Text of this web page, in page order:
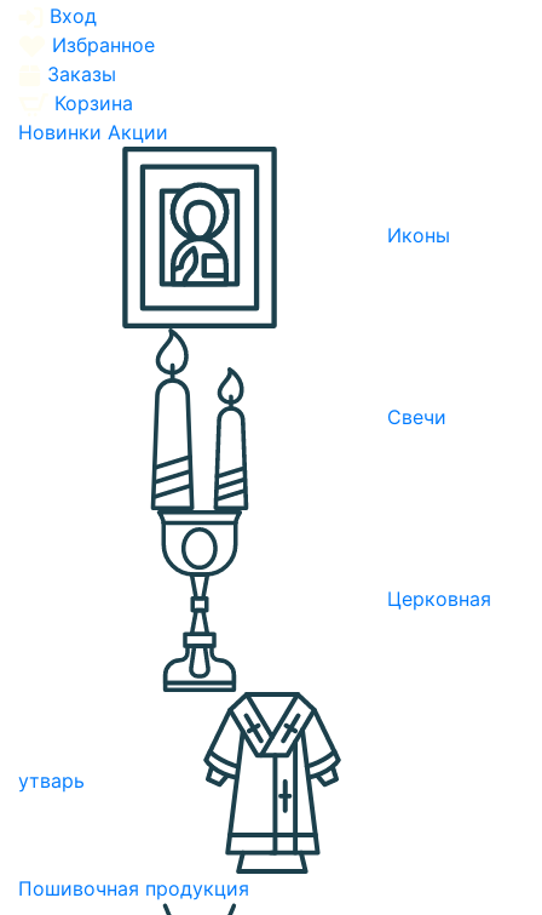
Вход
Избранное
Заказы
Корзина
Новинки Акции
Иконы
Свечи
Церковная
утварь
Пошивочная продукция